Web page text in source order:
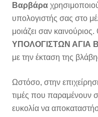
Βαρβάρα
υπολογιστής σας στο
μοιάζει σαν καινούριος.
ΥΠΟΛΟΓΙΣΤΩΝ ΑΓΙΑ
με την έκταση της
Ωστόσο, στην
τιμές που παραμένουν
ευκολία να